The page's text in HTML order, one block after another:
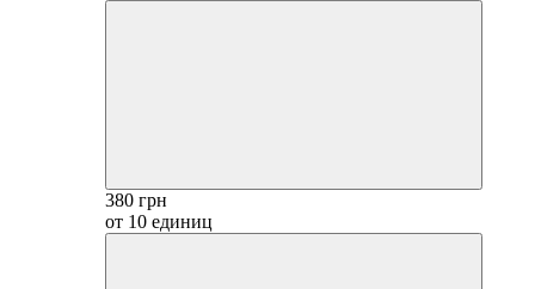
380 грн
от 10 единиц